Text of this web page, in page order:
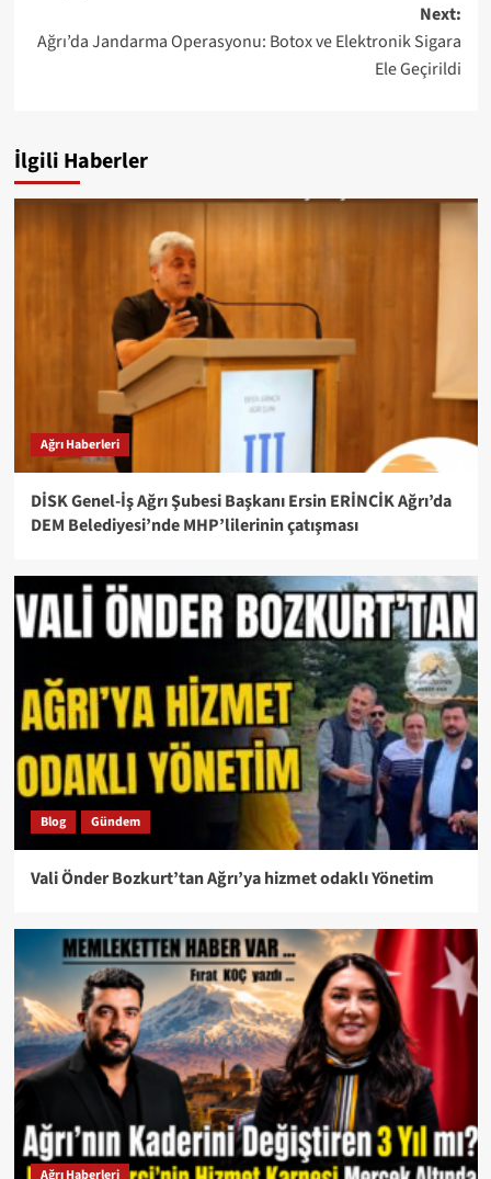
Next:
Ağrı’da Jandarma Operasyonu: Botox ve Elektronik Sigara
Ele Geçirildi
İlgili Haberler
Ağrı Haberleri
DİSK Genel-İş Ağrı Şubesi Başkanı Ersin ERİNCİK Ağrı’da
DEM Belediyesi’nde MHP’lilerinin çatışması
Blog Gündem
Vali Önder Bozkurt’tan Ağrı’ya hizmet odaklı Yönetim
Ağrı Haberleri